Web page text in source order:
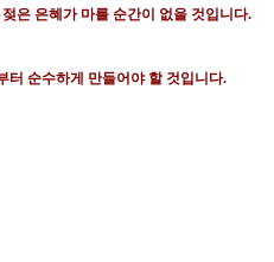
은 은혜가 마를 순간이 없을 것입니다.
터 순수하게 만들어야 할 것입니다.